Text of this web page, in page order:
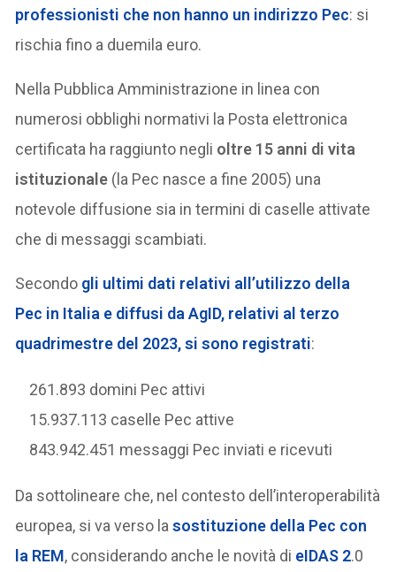
professionisti che non hanno un indirizzo Pec: si
rischia fino a duemila euro.
Nella Pubblica Amministrazione in linea con
numerosi obblighi normativi la Posta elettronica
certificata ha raggiunto negli oltre 15 anni di vita
istituzionale (la Pec nasce a fine 2005) una
notevole diffusione sia in termini di caselle attivate
che di messaggi scambiati.
Secondo gli ultimi dati relativi all’utilizzo della
Pec in Italia e diffusi da AgID, relativi al terzo
quadrimestre del 2023, si sono registrati:
261.893 domini Pec attivi
15.937.113 caselle Pec attive
843.942.451 messaggi Pec inviati e ricevuti
Da sottolineare che, nel contesto dell’interoperabilità
europea, si va verso lasostituzione della Pec con
la REM, considerando anche le novità di eIDAS 2.0